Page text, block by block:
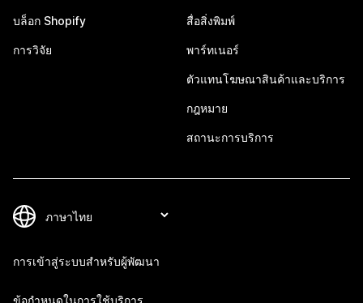
บล็อก Shopify
การวิจัย
สื่อสิ่งพิมพ์
พาร์ทเนอร์
ตัวแทนโฆษณาสินค้าและบริการ
กฎหมาย
สถานะการบริการ
การเข้าสู่ระบบสำหรับผู้พัฒนา